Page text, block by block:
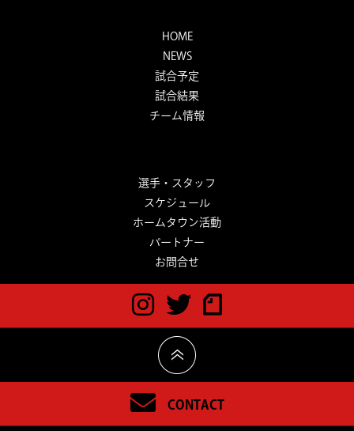
HOME
NEWS
試合予定
試合結果
チーム情報
選手・スタッフ
スケジュール
ホームタウン活動
パートナー
お問合せ
CONTACT